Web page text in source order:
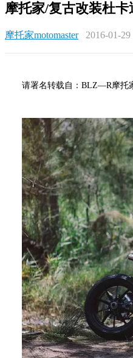
摩托家/复古改装杜卡
摩托家motomaster 2016-01-
请署名转载自：BLZ—R摩托